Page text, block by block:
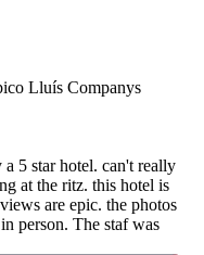
Lluís Companys
5 star hotel. can't really
at the ritz. this hotel is
are epic. the photos
person. The staf was